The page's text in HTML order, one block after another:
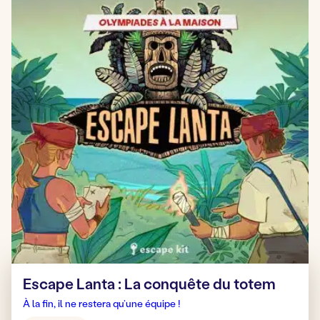
Escape Lanta : La conquête du totem
À la fin, il ne restera qu’une équipe !